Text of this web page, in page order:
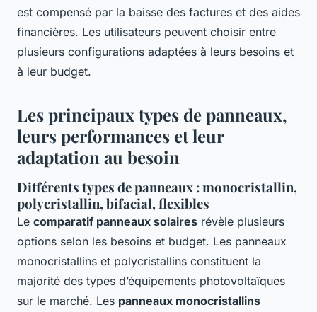
est compensé par la baisse des factures et des aides
financières. Les utilisateurs peuvent choisir entre
plusieurs configurations adaptées à leurs besoins et
à leur budget.
Les principaux types de panneaux,
leurs performances et leur
adaptation au besoin
Différents types de panneaux : monocristallin,
polycristallin, bifacial, flexibles
Le comparatif panneaux solaires révèle plusieurs
options selon les besoins et budget. Les panneaux
monocristallins et polycristallins constituent la
majorité des types d’équipements photovoltaïques
sur le marché. Les panneaux monocristallins